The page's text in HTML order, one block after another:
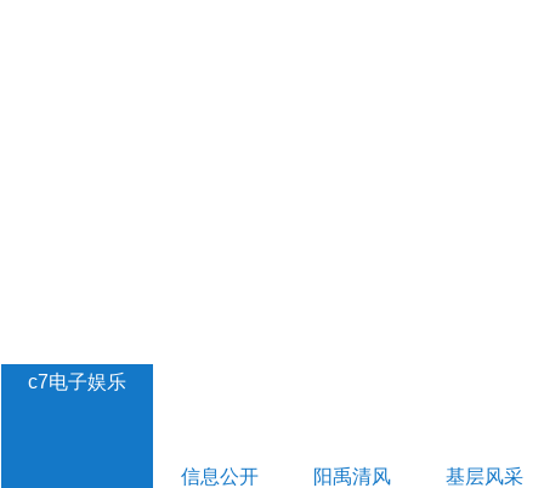
c7电子娱乐
信息公开 阳禹清风 基层风采